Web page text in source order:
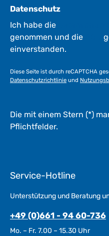
Datenschutz
Ich habe die
genommen und die
einverstanden.
Diese Seite ist durch reCAPTCHA
Datenschutzrichtlinie und
Die mit einem Stern (*)
Pflichtfelder.
Service-Hotline
Unterstützung und Beratung
+49 (0)661 - 94 60-736
Mo. – Fr. 7.00 – 15.30 Uhr